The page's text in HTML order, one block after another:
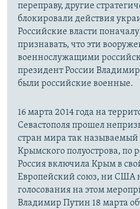
переправу, другие
блокировали действия
Российские власти
признавать, что эти
военнослужащими
президент России
были российские военные.
16 марта 2014 года на
Севастополя прошел
стран мира так называемый
Крымского полуострова, по
Россия включила Крым в
Европейский союз, ни США
голосования на этом
Владимир Путин 18 марта